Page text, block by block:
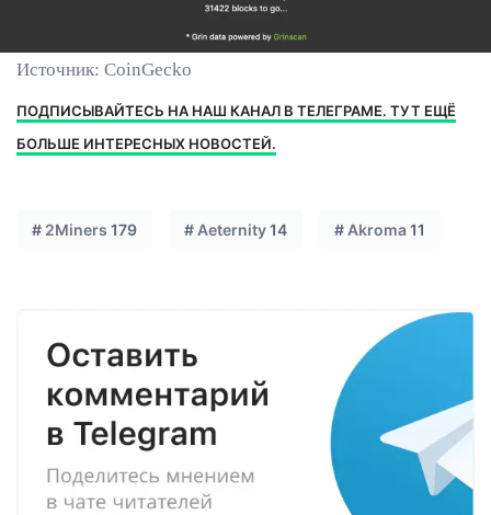
Источник: CoinGecko
ПОДПИСЫВАЙТЕСЬ НА НАШ КАНАЛ В ТЕЛЕГРАМЕ. ТУТ ЕЩЁ
БОЛЬШЕ ИНТЕРЕСНЫХ НОВОСТЕЙ.
# 2Miners 179 # Aeternity14 # Akroma 11